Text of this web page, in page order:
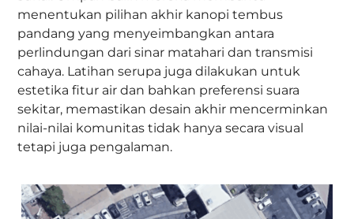
menentukan pilihan akhir kanopi tembus
pandang yang menyeimbangkan antara
perlindungan dari sinar matahari dan transmisi
cahaya. Latihan serupa juga dilakukan untuk
estetika fitur air dan bahkan preferensi suara
sekitar, memastikan desain akhir mencerminkan
nilai-nilai komunitas tidak hanya secara visual
tetapi juga pengalaman.